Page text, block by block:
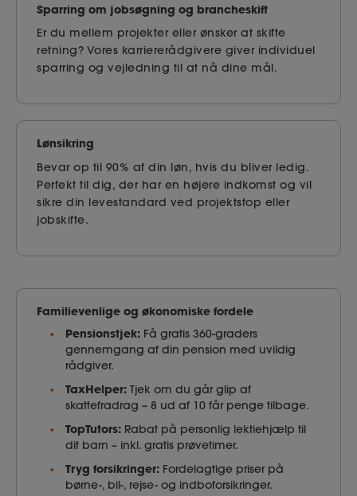
Sparring om jobsøgning og brancheskift
Er du mellem projekter eller ønsker at skifte
retning? Vores karriererådgivere giver individuel
sparring og vejledning til at nå dine mål.
Lønsikring
Bevar op til 90% af din løn, hvis du bliver ledig.
Perfekt til dig, der har en højere indkomst og vil
sikre din levestandard ved projektstop eller
jobskifte.
Familievenlige og økonomiske fordele
Pensionstjek: Få gratis 360-graders
gennemgang af din pension med uvildig
rådgiver.
TaxHelper: Tjek om du går glip af
skattefradrag – 8 ud af 10 får penge tilbage.
TopTutors: Rabat på personlig lektiehjælp til
dit barn – inkl. gratis prøvetimer.
Tryg forsikringer: Fordelagtige priser på
børne-, bil-, rejse- og indboforsikringer.